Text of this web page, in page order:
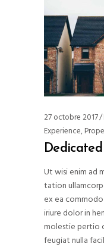
27 octobre 2017
Experience,
Ut wisi enim ad
tation
ex ea
iriure dolor in
molestie pertio
feugiat nulla